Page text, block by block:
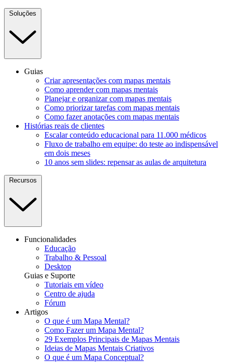
Soluções
Guias
Criar apresentações com mapas mentais
Como aprender com mapas mentais
Planejar e organizar com mapas mentais
Como priorizar tarefas com mapas mentais
Como fazer anotações com mapas mentais
Histórias reais de clientes
Escalar conteúdo educacional para 11.000 médicos
Fluxo de trabalho em equipe: do teste ao indispensável
em dois meses
10 anos sem slides: repensar as aulas de arquitetura
Recursos
Funcionalidades
Educação
Trabalho & Pessoal
Desktop
Guias e Suporte
Tutoriais em vídeo
Centro de ajuda
Fórum
Artigos
O que é um Mapa Mental?
Como Fazer um Mapa Mental?
29 Exemplos Principais de Mapas Mentais
Ideias de Mapas Mentais Criativos
O que é um Mapa Conceptual?